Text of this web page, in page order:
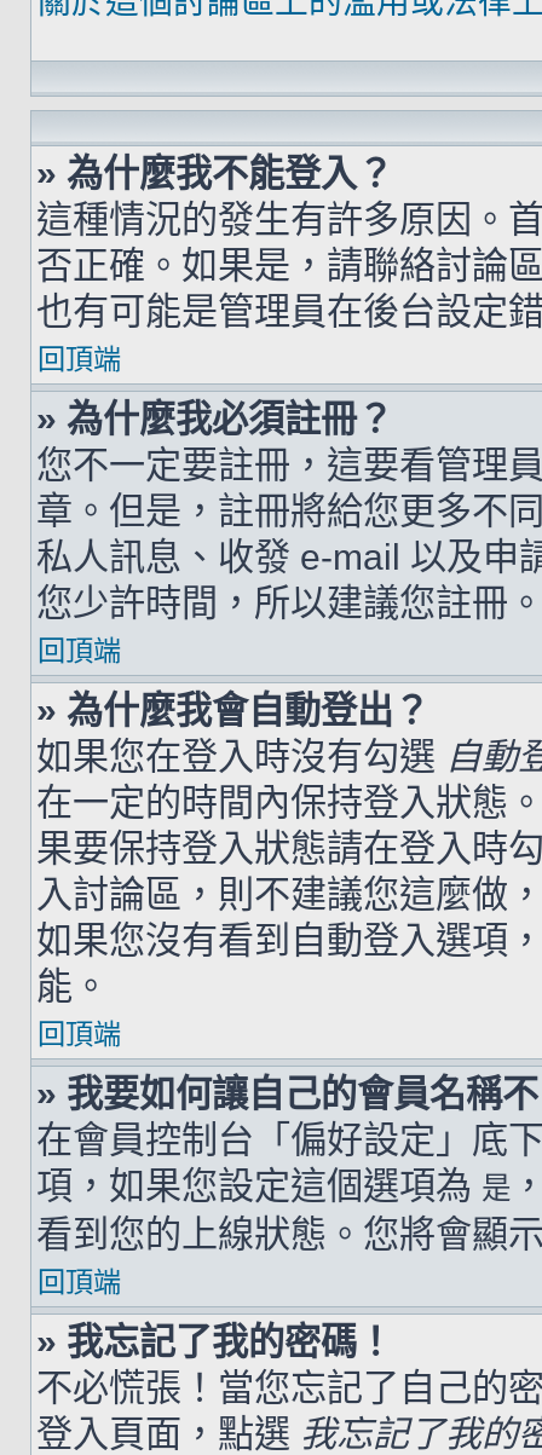
» 為什麼我不能登入？
這種情況的發生有許多原因。
否正確。如果是，請聯絡討論
也有可能是管理員在後台設定
回頂端
» 為什麼我必須註冊？
您不一定要註冊，這要看管理
章。但是，註冊將給您更多不
私人訊息、收發 e-mail 以及申
您少許時間，所以建議您註冊
回頂端
» 為什麼我會自動登出？
如果您在登入時沒有勾選 自動
在一定的時間內保持登入狀態
果要保持登入狀態請在登入時
入討論區，則不建議您這麼做
如果您沒有看到自動登入選項
能。
回頂端
» 我要如何讓自己的會員名稱
在會員控制台「偏好設定」底
項，如果您設定這個選項為 是
看到您的上線狀態。您將會顯
回頂端
» 我忘記了我的密碼！
不必慌張！當您忘記了自己的
登入頁面，點選 我忘記了我的